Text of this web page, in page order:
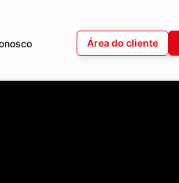
Área do cliente